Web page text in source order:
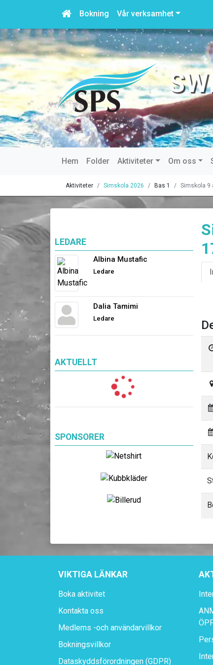
Bokning Vår verksamhet
Hem Folder Aktiviteter Om oss
Aktiviteter Simskola 2026 Bas 1 Simskola 9
LEDARE
Albina Mustafic
Ledare
Dalia Tamimi
Ledare
AKTUELLT
SPONSORER
VIKTIGA LÄNKAR
Boka aktivitet
Kontakta oss
Medlems -och användarvillkor
Bokningsvillkor
Dataskyddsförordningen (GDPR)